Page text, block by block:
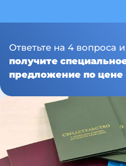
Ответьте на 4 вопроса и
получите
предложение по цене